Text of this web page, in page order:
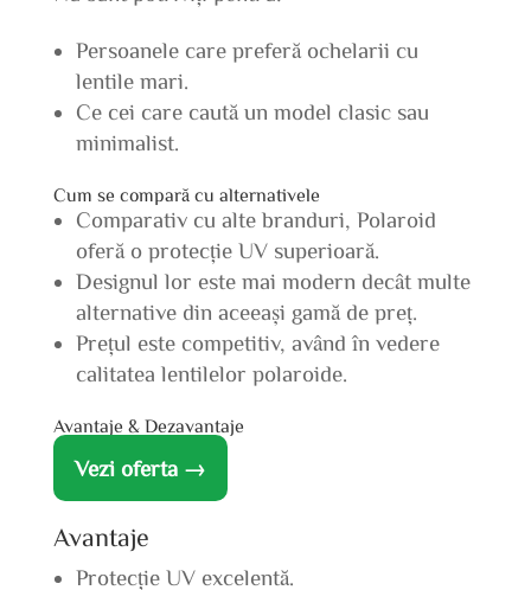
Persoanele care preferă ochelarii cu
lentile mari.
Ce cei care caută un model clasic sau
minimalist.
Cum se compară cu alternativele
Comparativ cu alte branduri, Polaroid
oferă o protecție UV superioară.
Designul lor este mai modern decât multe
alternative din aceeași gamă de preț.
Prețul este competitiv, având în vedere
calitatea lentilelor polaroide.
Avantaje & Dezavantaje
Vezi oferta →
Avantaje
Protecție UV excelentă.